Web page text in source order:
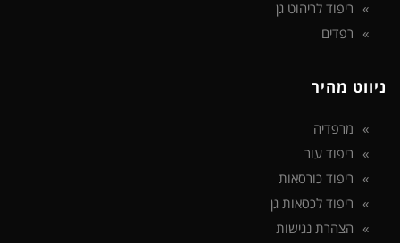
ריפוד לריהוט גן
רפדים
ניווט מהיר
מרפדיה
ריפוד עור
ריפוד כורסאות
ריפוד לכסאות גן
הצהרת נגישות